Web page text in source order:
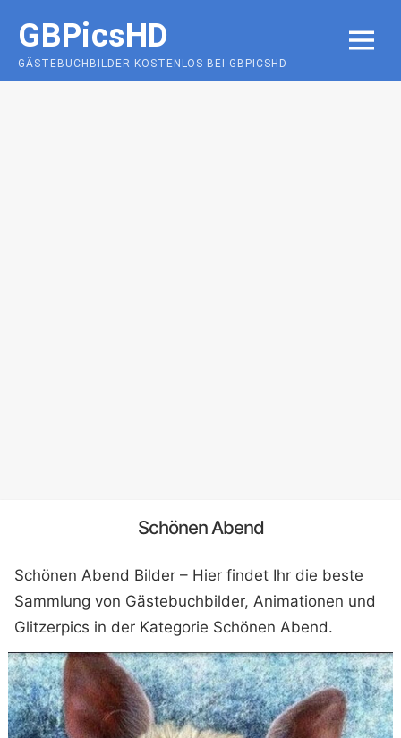
content
GBPicsHD
GÄSTEBUCHBILDER KOSTENLOS BEI GBPICSHD
MENU
Schönen Abend
Schönen Abend Bilder – Hier findet Ihr die beste
Sammlung von Gästebuchbilder, Animationen und
Glitzerpics in der Kategorie Schönen Abend.